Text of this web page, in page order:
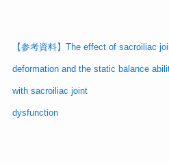
【参考資料】The effect of sacroiliac
deformation and the static balance
with sacroiliac joint
dysfunction